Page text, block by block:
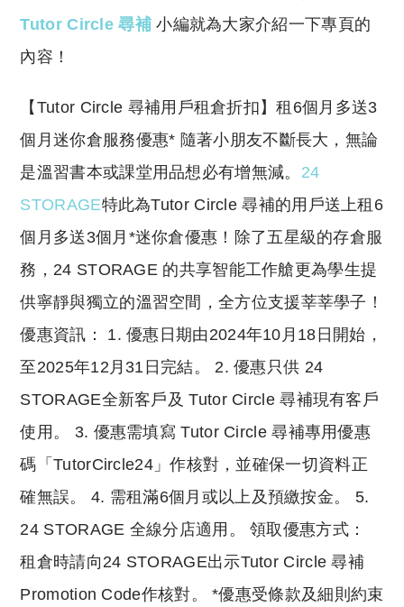
k
p
Tutor Circle 尋補小編就為大家介紹一下專頁的
內容！
​【Tutor Circle 尋補用戶租倉折扣】租6個月多送3
個月迷你倉服務優惠* 隨著小朋友不斷長大，無論
是溫習書本或課堂用品想必有增無減。 24
STORAGE特此為Tutor Circle 尋補的用戶送上租6
個月多送3個月*迷你倉優惠！除了五星級的存倉服
務，24 STORAGE 的共享智能工作艙更為學生提
供寧靜與獨立的溫習空間，全方位支援莘莘學子！
優惠資訊： 1. 優惠日期由2024年10月18日開始，
至2025年12月31日完結。 2. 優惠只供 24
STORAGE全新客戶及 Tutor Circle 尋補現有客戶
使用。 3. 優惠需填寫 Tutor Circle 尋補專用優惠
碼「TutorCircle24」作核對，並確保一切資料正
確無誤。 4. 需租滿6個月或以上及預繳按金。 5.
24 STORAGE 全線分店適用。 領取優惠方式：
租倉時請向24 STORAGE出示Tutor Circle 尋補
Promotion Code作核對。 *優惠受條款及細則約束